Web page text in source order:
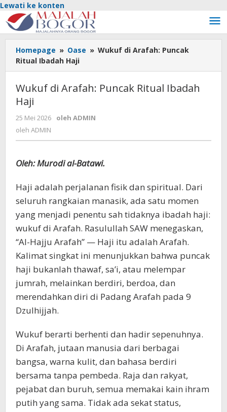
Lewati ke konten
Homepage » Oase » Wukuf di Arafah: Puncak
Ritual Ibadah Haji
Wukuf di Arafah: Puncak Ritual Ibadah
Haji
25 Mei 2026 oleh ADMIN
oleh ADMIN
Oleh: Murodi al-Batawi.
Haji adalah perjalanan fisik dan spiritual. Dari
seluruh rangkaian manasik, ada satu momen
yang menjadi penentu sah tidaknya ibadah haji:
wukuf di Arafah. Rasulullah SAW menegaskan,
“Al-Hajju Arafah” — Haji itu adalah Arafah.
Kalimat singkat ini menunjukkan bahwa puncak
haji bukanlah thawaf, sa’i, atau melempar
jumrah, melainkan berdiri, berdoa, dan
merendahkan diri di Padang Arafah pada 9
Dzulhijjah.
Wukuf berarti berhenti dan hadir sepenuhnya.
Di Arafah, jutaan manusia dari berbagai
bangsa, warna kulit, dan bahasa berdiri
bersama tanpa pembeda. Raja dan rakyat,
pejabat dan buruh, semua memakai kain ihram
putih yang sama. Tidak ada sekat status,